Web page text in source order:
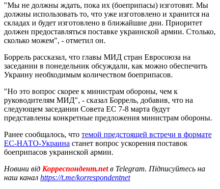
"Мы не должны ждать, пока их (боеприпасы) изготовят. Мы
должны использовать то, что уже изготовлено и хранится на
складах и будет изготовлено в ближайшие дни. Приоритет
должен предоставляться поставке украинской армии. Столько,
сколько можем", - отметил он.
Боррель рассказал, что главы МИД стран Евросоюза на
заседании в понедельник обсуждали, как можно обеспечить
Украину необходимым количеством боеприпасов.
"Но это вопрос скорее к министрам обороны, чем к
руководителям МИД", - сказал Боррель, добавив, что на
следующем заседании Совета ЕС 7-8 марта будут
представлены конкретные предложения министрам обороны.
Ранее сообщалось, что темой предстоящей встречи в формате
ЕС-НАТО-Украина станет вопрос ускорения поставок
боеприпасов украинской армии.
Новини від Корреспондент.netв Telegram. Підписуйтесь на
наш канал https://t.me/korrespondentnet